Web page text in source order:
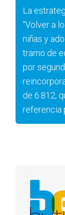
La
“Volver a
niñas y
tramo de
por
de 6.812,
referencia